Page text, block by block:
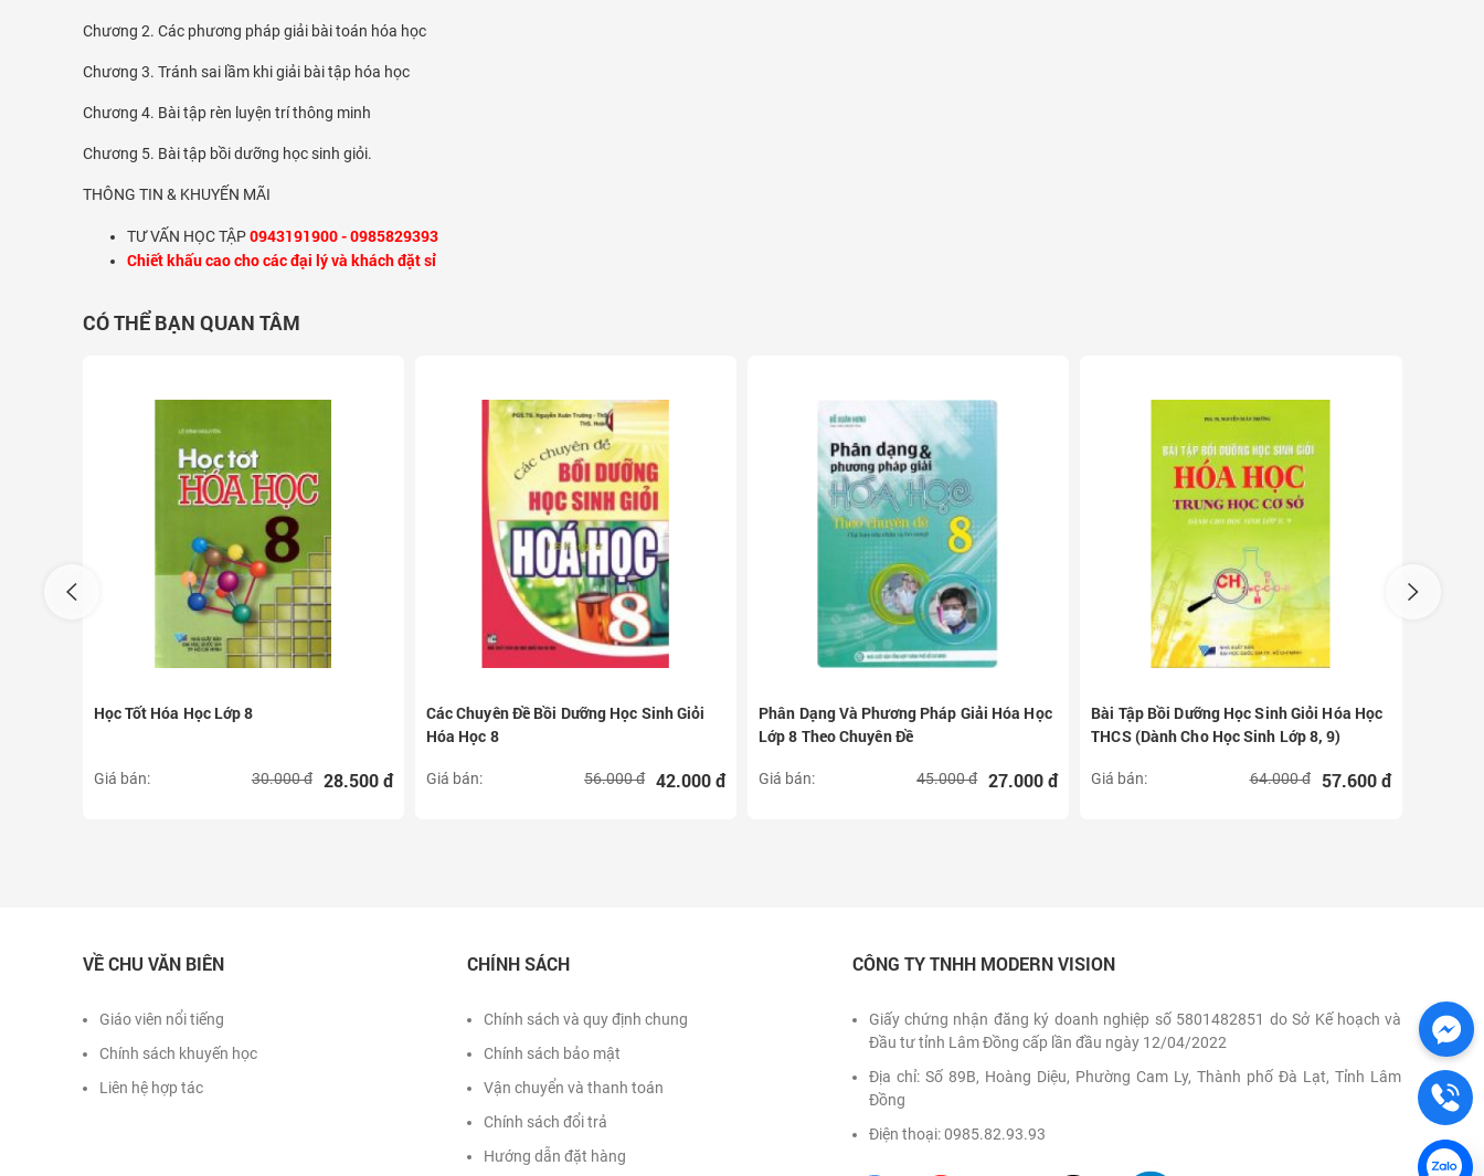
Chương 2. Các phương pháp giải bài toán hóa học
Chương 3. Tránh sai lầm khi giải bài tập hóa học
Chương 4. Bài tập rèn luyện trí thông minh
Chương 5. Bài tập bồi dưỡng học sinh giỏi.
THÔNG TIN & KHUYẾN MÃI
TƯ VẤN HỌC TẬP0943191900 - 0985829393
Chiết khấu cao cho các đại lý và khách đặt sỉ
CÓ THỂ BẠN QUAN TÂM
Học Tốt Hóa Học Lớp 8
Giá bán: 28.500 đ
30.000 đ
Các Chuyên Đề Bồi Dưỡng Học Sinh Giỏi
Hóa Học 8
Giá bán: 42.000 đ
56.000 đ
Phân Dạng Và Phương Pháp Giải Hóa Học
Lớp 8 Theo Chuyên Đề
Giá bán: 27.000 đ
45.000 đ
Bài Tập Bồi Dưỡng Học Sinh Giỏi Hóa Học
THCS (Dành Cho Học Sinh Lớp 8, 9)
Giá bán: 57.600 đ
64.000 đ
VỀ CHU VĂN BIÊN
Giáo viên nổi tiếng
Chính sách khuyến học
Liên hệ hợp tác
CHÍNH SÁCH
Chính sách và quy định chung
Chính sách bảo mật
Vận chuyển và thanh toán
Chính sách đổi trả
Hướng dẫn đặt hàng
CÔNG TY TNHH MODERN VISION
Giấy chứng nhận đăng ký doanh nghiệp số 5801482851 do Sở Kế hoạch và
Đầu tư tỉnh Lâm Đồng cấp lần đầu ngày 12/04/2022
Địa chỉ: Số 89B, Hoàng Diệu, Phường Cam Ly, Thành phố Đà Lạt, Tỉnh Lâm
Đồng
Điện thoại: 0985.82.93.93